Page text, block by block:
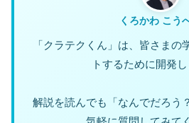
くろかわ こう
「クラテクくん」は、皆さまの
トするために開発し
解説を読んでも「なんでだろう